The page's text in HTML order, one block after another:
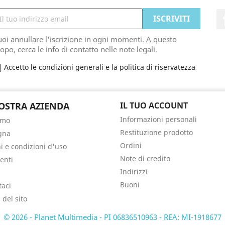
annullare l'iscrizione in ogni momenti. A questo
cerca le info di contatto nelle note legali.
Accetto le condizioni generali e la politica di riservatezza
AZIENDA
e condizioni d'uso
del sito
IL TUO ACCOUNT
Informazioni personali
Restituzione prodotto
Ordini
Note di credito
Indirizzi
Buoni
© 2026 - Planet Multimedia - PI 06836510963 - REA: MI-1918677